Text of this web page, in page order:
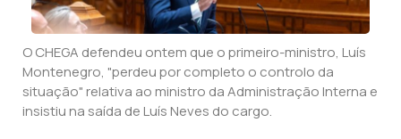
O CHEGA defendeu ontem que o primeiro-ministro, Luís
Montenegro, "perdeu por completo o controlo da
situação" relativa ao ministro da Administração Interna e
insistiu na saída de Luís Neves do cargo.